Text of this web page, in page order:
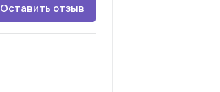
Оставить отзыв